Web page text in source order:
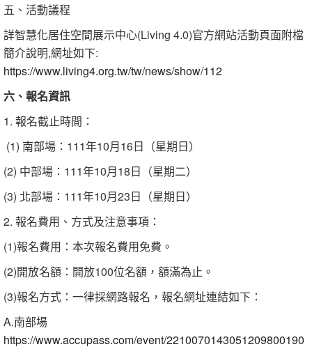
​五、活動議程
詳智慧化居住空間展示中心(Living 4.0)官方網站活動頁面附檔
簡介說明,網址如下:
https://www.living4.org.tw/tw/news/show/112
六、報名資訊
1. 報名截止時間：
​ (1) 南部場：111年10月16日（星期日）
(2) 中部場：111年10月18日（星期二）
(3) 北部場：111年10月23日（星期日）
2. 報名費用、方式及注意事項：
(1)報名費用：本次報名費用免費。
(2)開放名額：開放100位名額，額滿為止。
(3)報名方式：一律採網路報名，報名網址連結如下：
A.南部場
https://www.accupass.com/event/2210070143051209800190